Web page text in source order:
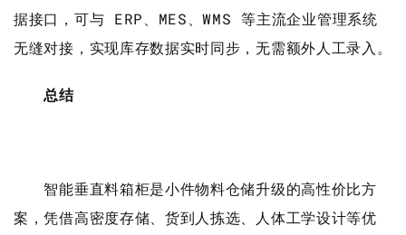
据接口，可与 ERP、MES、WMS 等主流企业管理系统
无缝对接，实现库存数据实时同步，无需额外人工录入。
总结
智能垂直料箱柜是小件物料仓储升级的高性价比方
案，凭借高密度存储、货到人拣选、人体工学设计等优